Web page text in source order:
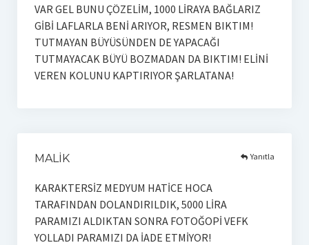
VAR GEL BUNU ÇÖZELİM, 1000 LİRAYA BAĞLARIZ
GİBİ LAFLARLA BENİ ARIYOR, RESMEN BIKTIM!
TUTMAYAN BÜYÜSÜNDEN DE YAPACAĞI
TUTMAYACAK BÜYÜ BOZMADAN DA BIKTIM! ELİNİ
VEREN KOLUNU KAPTIRIYOR ŞARLATANA!
MALİK
KARAKTERSİZ MEDYUM HATİCE HOCA
TARAFINDAN DOLANDIRILDIK, 5000 LİRA
PARAMIZI ALDIKTAN SONRA FOTOĞOPİ VEFK
YOLLADI PARAMIZI DA İADE ETMİYOR!
Yanıtla